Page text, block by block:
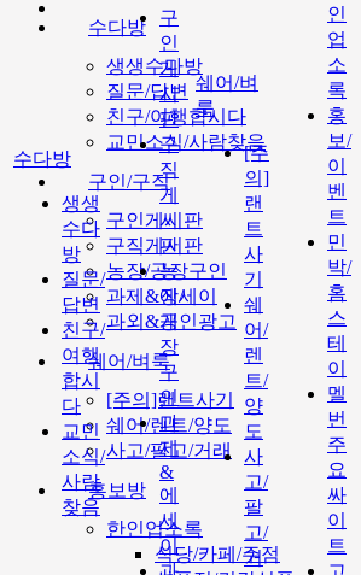
수다방
생생수다방
질문/답변
친구/여행합시다
교민소식/사람찾음
구인/구직
구인게시판
구직게시판
농장/공장구인
과제&에세이
과외&개인광고
쉐어/벼룩
[주의]랜트사기
쉐어/렌트/양도
사고/팔고/거래
홍보방
한인업소록
식당/카페/주점
수다방
생생
수다
방
질문/
답변
친구/
여행
합시
다
교민
소식/
사람
찾음
구
인
게
시
판
구
직
게
시
판
농
장/
공
장
구
인
과
제
&
에
세
이
과
쉐어/벼
룩
[주
의]
랜
트
사
기
쉐
어/
렌
트/
양
도
사
고/
팔
고/
거
인
업
소
록
홍
보/
이
벤
트
민
박/
홈
스
테
이
멜
번
주
요
싸
이
트
고